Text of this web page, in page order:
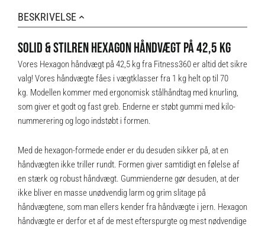
BESKRIVELSE
SOLID & STILREN HEXAGON HÅNDVÆGT PÅ 42,5 KG
Vores Hexagon håndvægt på 42,5 kg fra Fitness360 er altid det sikre
valg! Vores håndvægte fåes i vægtklasser fra 1 kg helt op til 70
kg. Modellen kommer med ergonomisk stålhåndtag med knurling,
som giver et godt og fast greb. Enderne er støbt gummi med kilo-
nummerering og logo indstøbt i formen.
Med de hexagon-formede ender er du desuden sikker på, at en
håndvægten ikke triller rundt. Formen giver samtidigt en følelse af
en stærk og robust håndvægt. Gummienderne gør desuden, at der
ikke bliver en masse unødvendig larm og grim slitage på
håndvægtene, som man ellers kender fra håndvægte i jern. Hexagon
håndvægte er derfor et af de mest efterspurgte og mest nødvendige